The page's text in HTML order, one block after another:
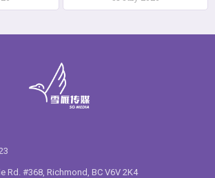
Rd. #368, Richmond, BC V6V 2K4